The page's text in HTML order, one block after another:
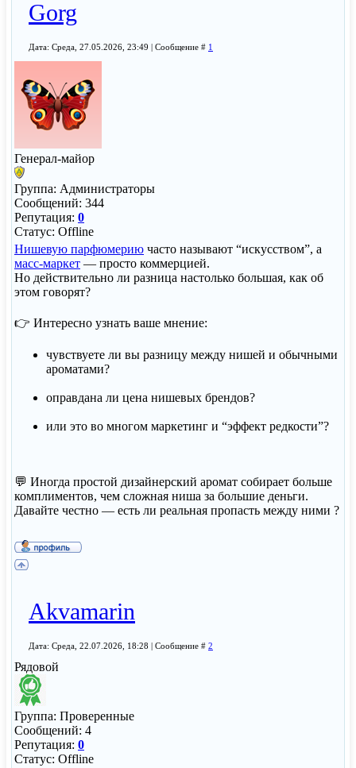
Gorg
Дата: Среда, 27.05.2026, 23:49 | Сообщение # 1
Генерал-майор
Группа: Администраторы
Сообщений: 344
Репутация: 0
Статус: Offline
Нишевую парфюмерию часто называют “искусством”, а
масс-маркет — просто коммерцией.
Но действительно ли разница настолько большая, как об
этом говорят?
👉 Интересно узнать ваше мнение:
чувствуете ли вы разницу между нишей и обычными
ароматами?
оправдана ли цена нишевых брендов?
или это во многом маркетинг и “эффект редкости”?
💬 Иногда простой дизайнерский аромат собирает больше
комплиментов, чем сложная ниша за большие деньги.
Давайте честно — есть ли реальная пропасть между ними ?
Akvamarin
Дата: Среда, 22.07.2026, 18:28 | Сообщение # 2
Рядовой
Группа: Проверенные
Сообщений: 4
Репутация: 0
Статус: Offline